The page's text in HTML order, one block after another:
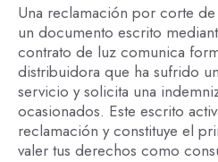
Una reclamación por corte
un documento escrito
contrato de luz comunica
distribuidora que ha sufrido
servicio y solicita una
ocasionados. Este escrito
reclamación y constituye el
valer tus derechos como